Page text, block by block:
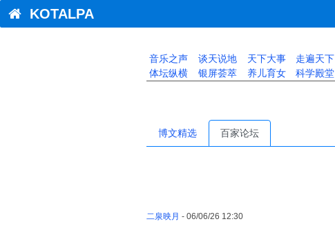
KOTALPA
音乐之声 谈天说地 天下大事 走遍天下
体坛纵横
银屏荟萃 养儿育女 科学殿堂
博文精选 百家论坛
二泉映月 - 06/06/26 12:30